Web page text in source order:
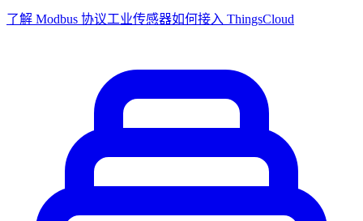
了解 Modbus 协议工业传感器如何接入 ThingsCloud